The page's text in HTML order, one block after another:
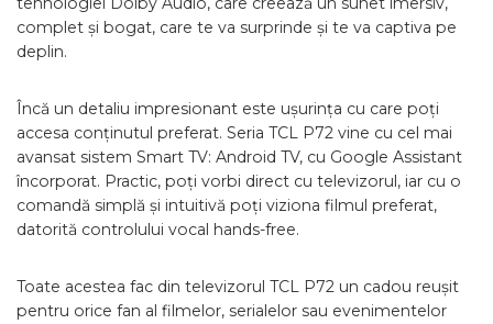
complet și bogat, care te va surprinde și te va captiva pe
deplin.
Încă un detaliu impresionant este ușurința cu care poți
accesa conținutul preferat. Seria TCL P72 vine cu cel mai
avansat sistem Smart TV: Android TV, cu Google Assistant
încorporat. Practic, poți vorbi direct cu televizorul, iar cu o
comandă simplă și intuitivă poți viziona filmul preferat,
datorită controlului vocal hands-free.
Toate acestea fac din televizorul TCL P72 un cadou reușit
pentru orice fan al filmelor, serialelor sau evenimentelor